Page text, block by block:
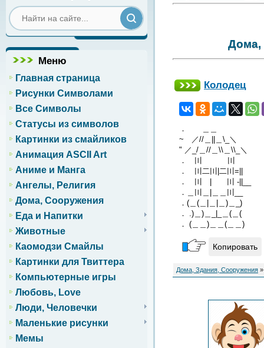
Меню
Главная страница
Рисунки Символами
Все Символы
Статусы из символов
Картинки из смайликов
Анимация ASCII Art
Аниме и Манга
Ангелы, Религия
Дома, Сооружения
Еда и Напитки
Животные
Каомодзи Смайлы
Картинки для Твиттера
Компьютерные игры
Любовь, Love
Люди, Человечки
Маленькие рисунки
Мемы
Дома,
Колодец
． ＿＿
~ ／//＿||＿\_＼
" ／_/＿//＿\\＿\\_＼
． 〣 〣
． 〣二〣|二〣=||
． 〣 | 〣 -||__
．＿〣＿|＿＿〣__
．(＿(＿|＿|＿)＿_)
． .)＿)＿_|_＿(＿(
． (＿＿)＿＿(＿＿)
Копировать
Дома, Здания, Сооружения